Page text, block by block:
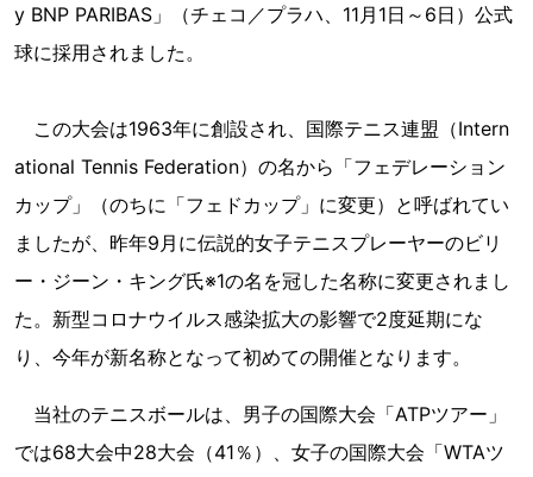
y BNP PARIBAS」（チェコ／プラハ、11月1日～6日）公式
球に採用されました。
この大会は1963年に創設され、国際テニス連盟（Intern
ational Tennis Federation）の名から「フェデレーション
カップ」（のちに「フェドカップ」に変更）と呼ばれてい
ましたが、昨年9月に伝説的女子テニスプレーヤーのビリ
ー・ジーン・キング氏※1の名を冠した名称に変更されまし
た。新型コロナウイルス感染拡大の影響で2度延期にな
り、今年が新名称となって初めての開催となります。
当社のテニスボールは、男子の国際大会「ATPツアー」
では68大会中28大会（41％）、女子の国際大会「WTAツ